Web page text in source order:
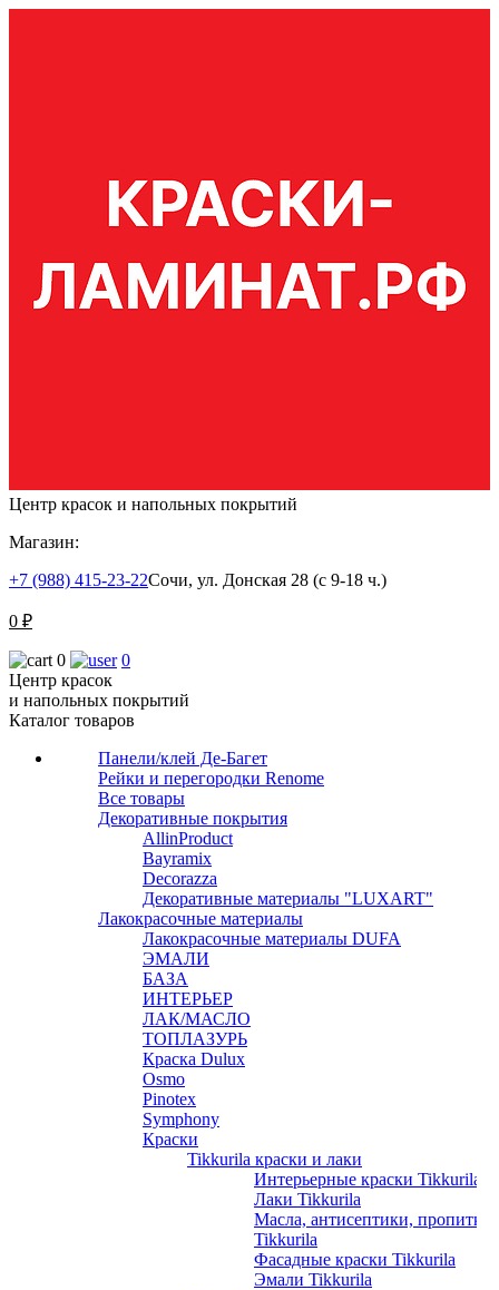
Центр красок и напольных покрытий
Магазин:
+7 (988) 415-23-22Сочи, ул. Донская 28 (с 9-18 ч.)
0 ₽
0
0
Центр красок
и напольных покрытий
Каталог товаров
Панели/клей Де-Багет
Рейки и перегородки Renome
Все товары
Декоративные покрытия
AllinProduct
Bayramix
Decorazza
Декоративные материалы "LUXART"
Лакокрасочные материалы
Лакокрасочные материалы DUFA
ЭМАЛИ
БАЗА
ИНТЕРЬЕР
ЛАК/МАСЛО
ТОПЛАЗУРЬ
Краска Dulux
Osmo
Pinotex
Symphony
Краски
Tikkurila краски и лаки
Интерьерные краски Tikkurila
Лаки Tikkurila
Масла, антисептики, пропитки
Tikkurila
Фасадные краски Tikkurila
Эмали Tikkurila